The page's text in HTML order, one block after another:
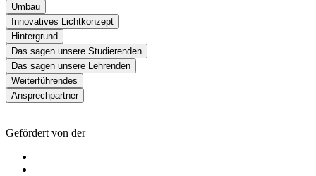
Umbau
Innovatives Lichtkonzept
Hintergrund
Das sagen unsere Studierenden
Das sagen unsere Lehrenden
Weiterführendes
Ansprechpartner
Gefördert von der